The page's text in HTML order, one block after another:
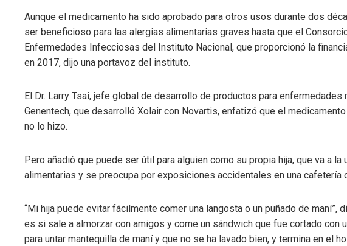
Aunque el medicamento ha sido aprobado para otros usos durante dos
ser beneficioso para las alergias alimentarias graves hasta que el
Enfermedades Infecciosas del Instituto Nacional, que proporcionó la
en 2017, dijo una portavoz del instituto.
El Dr. Larry Tsai, jefe global de desarrollo de productos para
Genentech, que desarrolló Xolair con Novartis, enfatizó que el
no lo hizo.
Pero añadió que puede ser útil para alguien como su propia hija, que va a
alimentarias y se preocupa por exposiciones accidentales en una cafetería
“Mi hija puede evitar fácilmente comer una langosta o un puñado de maní”,
es si sale a almorzar con amigos y come un sándwich que fue cortado con
para untar mantequilla de maní y que no se ha lavado bien, y termina en el